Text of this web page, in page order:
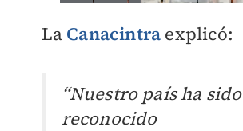
La Canacintra explicó:
“Nuestro país ha sido
reconocido